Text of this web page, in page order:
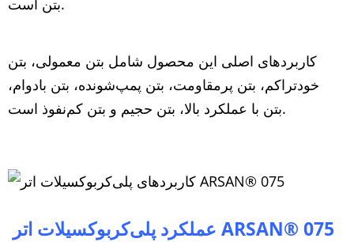
بتن است.
کاربردهای اصلی این محصول شامل بتن معمولی، بتن
خودتراکم، بتن پرمقاومت، بتن پمپ‌شونده، بتن بادوام،
بتن با عملکرد بالا، بتن حجیم و بتن کم‌نفوذ است.
عملکرد پلی‌کربوکسیلات اتر ARSAN® 075